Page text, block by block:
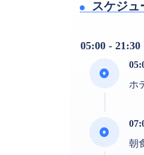
スケジュ
05:00 - 21:30
ホ
朝